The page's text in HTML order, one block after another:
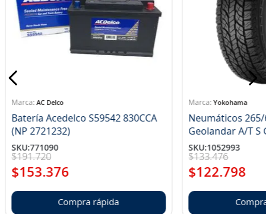
AC Delco
Batería Acedelco S59542 830CCA
(NP 2721232)
SKU:771090
$191.720
$153.376
Compra rápida
Yokohama
Neumáticos 265/
SKU:1052993
$133.476
$122.798